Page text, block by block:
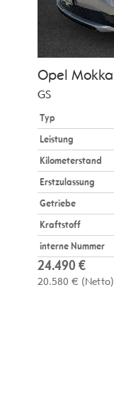
Opel Mokka
GS
Typ
Leistung
Kilometerstand
Erstzulassung
Getriebe
Kraftstoff
interne Nummer
24.490 €
20.580 € (Netto)